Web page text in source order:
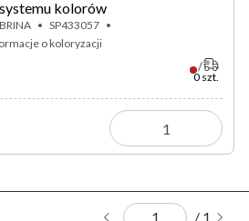
systemu kolorów
SP433057
o koloryzacji
0 szt.
/ 1